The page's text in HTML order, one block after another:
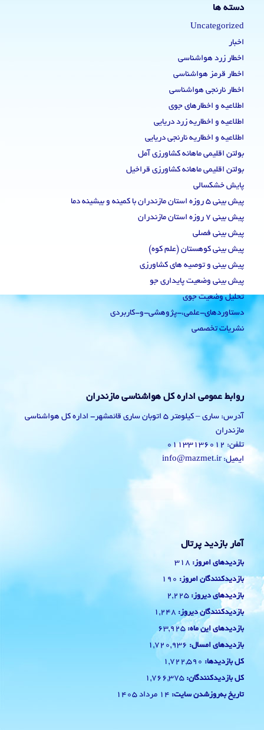
دسته ها
Uncategorized
اخبار
اخطار زرد هواشناسی
اخطار قرمز هواشناسی
اخطار نارنجی هواشناسی
اطلاعیه و اخطارهای جوی
اطلاعیه و اخطاریه زرد دریایی
اطلاعیه و اخطاریه نارنجی دریایی
بولتن اقلیمی ماهانه کشاورزی آمل
بولتن اقلیمی ماهانه کشاورزی قراخیل
پایش خشکسالی
پیش بینی 5 روزه استان مازندران با کمینه و بیشینه دما
پیش بینی 7 روزه استان مازندران
پیش بینی فصلی
پیش بینی کوهستان (علم کوه)
پیش بینی و توصیه های کشاورزی
پیش بینی وضعیت پایداری جو
تحلیل وضعیت جوی
دستاوردهای-علمی،-پژوهشی-و-کاربردی
نشریات تخصصی
روابط عمومی اداره کل هواشناسی مازندران
آدرس: ساری – کیلومتر 5 اتوبان ساری قائمشهر- اداره کل هواشناسی
مازندران
تلفن: 01133136012
ایمیل: info@mazmet.ir
آمار بازدید پرتال
بازدیدهای امروز: 318
بازدیدکنندگان امروز: 190
بازدیدهای دیروز: 2,225
بازدیدکنندگان دیروز: 1,248
بازدیدهای این ماه: 63,925
بازدیدهای امسال: 1,720,936
کل بازدیدها: 1,722,590
کل بازدیدکنند‌گان: 1,766,375
تاریخ به‌روزشدن سایت: 14 مرداد 1405